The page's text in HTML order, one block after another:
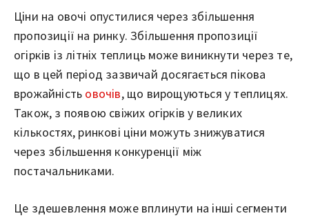
Ціни на овочі опустилися через збільшення
пропозиції на ринку. Збільшення пропозиції
огірків із літніх теплиць може виникнути через те,
що в цей період зазвичай досягається пікова
врожайність овочів, що вирощуються у теплицях.
Також, з появою свіжих огірків у великих
кількостях, ринкові ціни можуть знижуватися
через збільшення конкуренції між
постачальниками.
Це здешевлення може вплинути на інші сегменти